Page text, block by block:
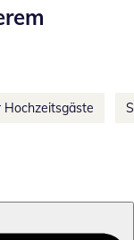
Hochzeitsgäste